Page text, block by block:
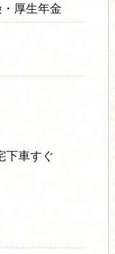
厚生年金
下車すぐ